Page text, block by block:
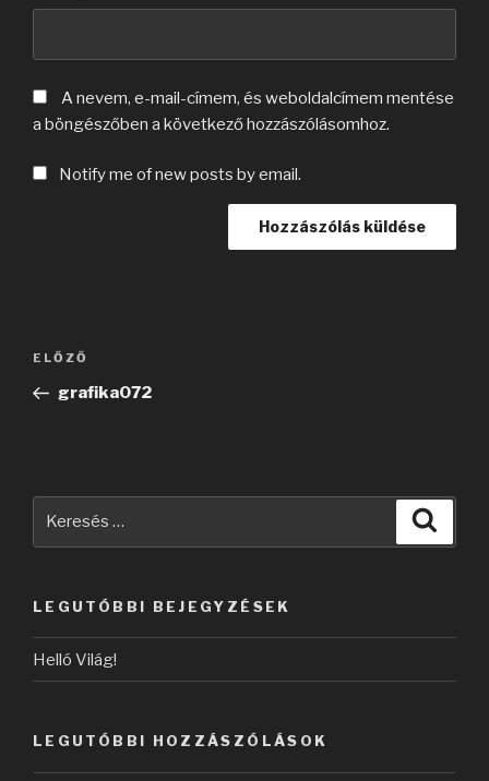
A nevem, e-mail-címem, és weboldalcímem mentése
a böngészőben a következő hozzászólásomhoz.
Notify me of new posts by email.
Bejegyzés
Korábbi
bejegyzés
ELŐZŐ
grafika072
LEGUTÓBBI BEJEGYZÉSEK
Helló Világ!
LEGUTÓBBI HOZZÁSZÓLÁSOK